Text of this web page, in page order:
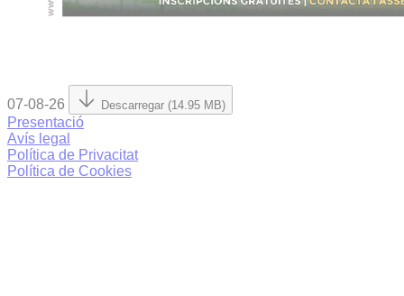
07-08-26 Descarregar (14.95 MB)
Presentació
Avís legal
Política de Privacitat
Política de Cookies